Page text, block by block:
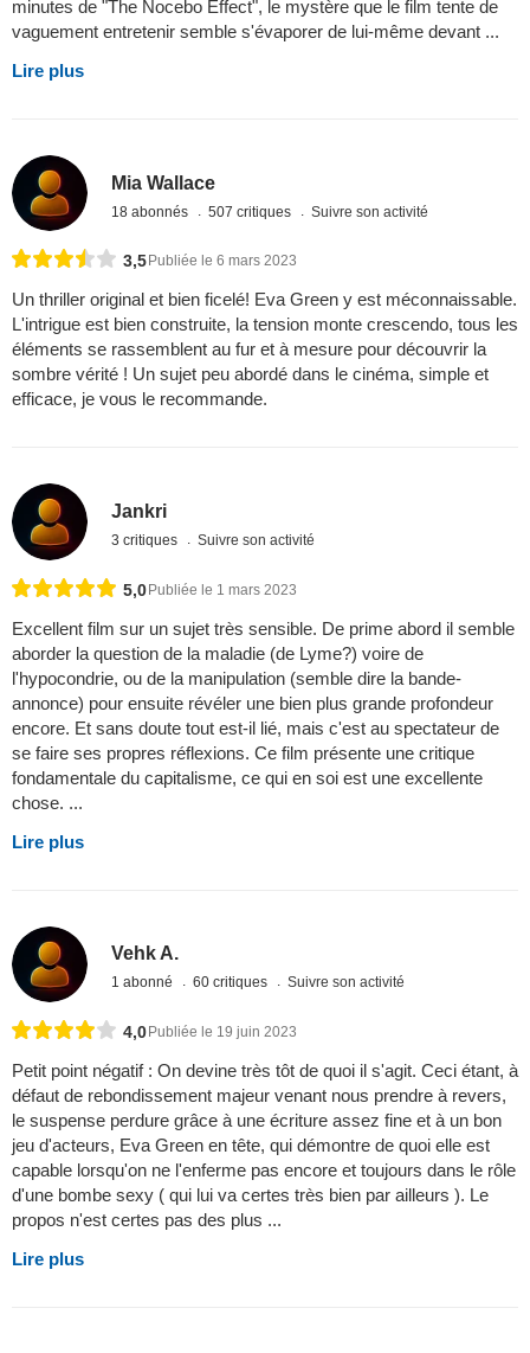
minutes de "The Nocebo Effect", le mystère que le film tente de
vaguement entretenir semble s'évaporer de lui-même devant ...
Lire plus
Mia Wallace
18 abonnés 507 critiques Suivre son activité
3,5 Publiée le 6 mars 2023
Un thriller original et bien ficelé! Eva Green y est méconnaissable.
L'intrigue est bien construite, la tension monte crescendo, tous les
éléments se rassemblent au fur et à mesure pour découvrir la
sombre vérité ! Un sujet peu abordé dans le cinéma, simple et
efficace, je vous le recommande.
Jankri
3 critiques Suivre son activité
5,0Publiée le 1 mars 2023
Excellent film sur un sujet très sensible. De prime abord il semble
aborder la question de la maladie (de Lyme?) voire de
l'hypocondrie, ou de la manipulation (semble dire la bande-
annonce) pour ensuite révéler une bien plus grande profondeur
encore. Et sans doute tout est-il lié, mais c'est au spectateur de
se faire ses propres réflexions. Ce film présente une critique
fondamentale du capitalisme, ce qui en soi est une excellente
chose. ...
Lire plus
Vehk A.
1 abonné 60 critiques Suivre son activité
4,0Publiée le 19 juin 2023
Petit point négatif : On devine très tôt de quoi il s'agit. Ceci étant, à
défaut de rebondissement majeur venant nous prendre à revers,
le suspense perdure grâce à une écriture assez fine et à un bon
jeu d'acteurs, Eva Green en tête, qui démontre de quoi elle est
capable lorsqu'on ne l'enferme pas encore et toujours dans le rôle
d'une bombe sexy ( qui lui va certes très bien par ailleurs ). Le
propos n'est certes pas des plus ...
Lire plus